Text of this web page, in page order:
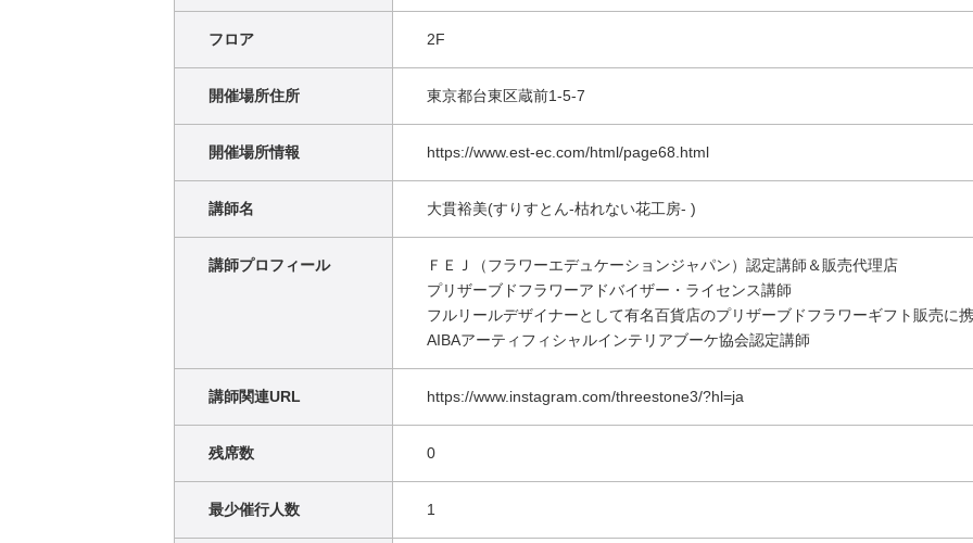
フロア 2F
開催場所住所 東京都台東区蔵前1-5-7
開催場所情報 https://www.est-ec.com/html/page68.html
講師名 大貫裕美(すりすとん-枯れない花工房- )
講師プロフィール
ＦＥＪ（フラワーエデュケーションジャパン）認定講師＆販売代理店
プリザーブドフラワーアドバイザー・ライセンス講師
フルリールデザイナーとして有名百貨店のプリザーブドフラワーギフト販売に
AIBAアーティフィシャルインテリアブーケ協会認定講師
講師関連URL https://www.instagram.com/threestone3/?hl=ja
残席数 0
最少催行人数 1